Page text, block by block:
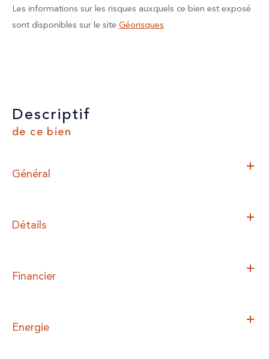
Les informations sur les risques auxquels ce bien est exposé
sont disponibles sur le site Géorisques
descriptif
de ce bien
Général
Détails
Financier
Energie